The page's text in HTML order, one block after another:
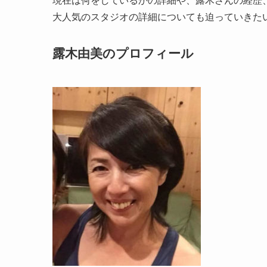
大人気のスタジオの詳細についても迫っていきた
露木由美のプロフィール